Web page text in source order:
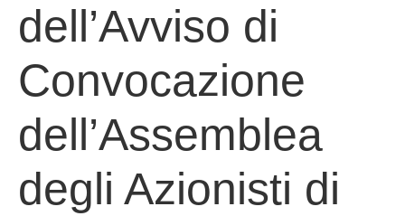
dell’Avviso di
Convocazione
dell’Assemblea
degli Azionisti di